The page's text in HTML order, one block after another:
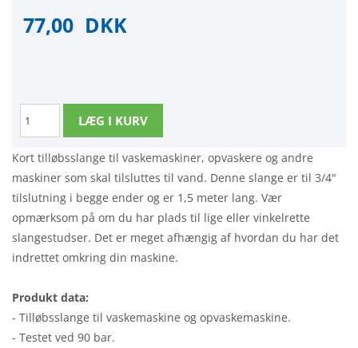
77,00 DKK
Kort tilløbsslange til vaskemaskiner, opvaskere og andre
maskiner som skal tilsluttes til vand. Denne slange er til 3/4"
tilslutning i begge ender og er 1,5 meter lang. Vær
opmærksom på om du har plads til lige eller vinkelrette
slangestudser. Det er meget afhængig af hvordan du har det
indrettet omkring din maskine.
Produkt data:
- Tilløbsslange til vaskemaskine og opvaskemaskine.
- Testet ved 90 bar.